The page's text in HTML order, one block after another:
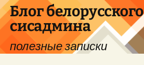
Перейти
к
содержимому
Блог белорусского
сисадмина
полезные записки